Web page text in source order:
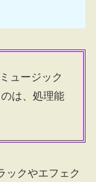
ュージック
は、処理能
ックやエフェク